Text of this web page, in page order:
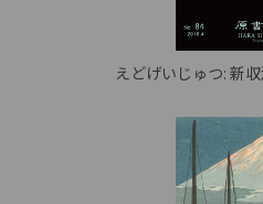
えどげいじゅつ: 新